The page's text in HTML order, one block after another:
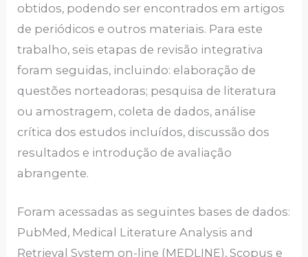
obtidos, podendo ser encontrados em artigos
de periódicos e outros materiais. Para este
trabalho, seis etapas de revisão integrativa
foram seguidas, incluindo: elaboração de
questões norteadoras; pesquisa de literatura
ou amostragem, coleta de dados, análise
crítica dos estudos incluídos, discussão dos
resultados e introdução de avaliação
abrangente.
Foram acessadas as seguintes bases de dados:
PubMed, Medical Literature Analysis and
Retrieval System on-line (MEDLINE), Scopus e